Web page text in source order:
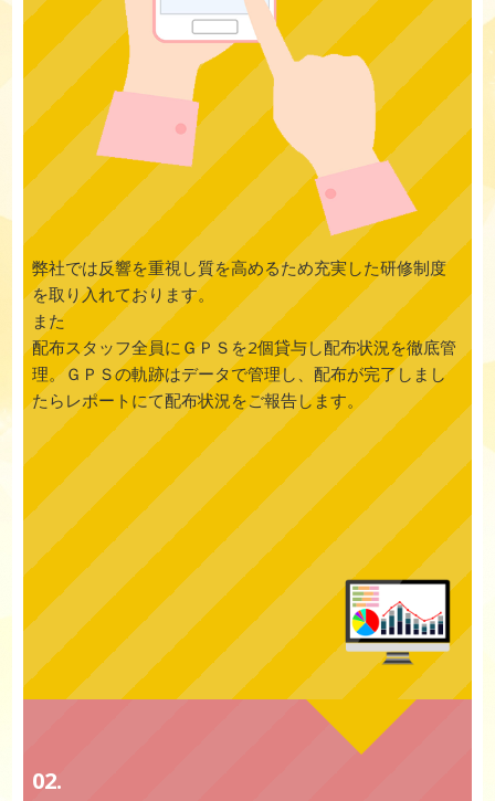
弊社では反響を重視し質を高めるため充実した研修制度
を取り入れております。
また
配布スタッフ全員にＧＰＳを2個貸与し配布状況を徹底管
理。ＧＰＳの軌跡はデータで管理し、配布が完了しまし
たらレポートにて配布状況をご報告します。
02.